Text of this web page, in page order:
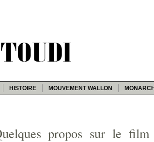
HISTOIRE MOUVEMENT WALLON
propos sur le film